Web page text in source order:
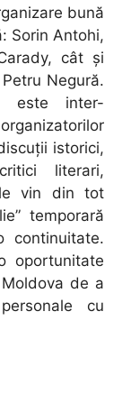
bună
Sorin Antohi,
cât și
Negură.
este inter-
istorici,
literari,
vin din tot
temporară
continuitate.
oportunitate
de a
cu